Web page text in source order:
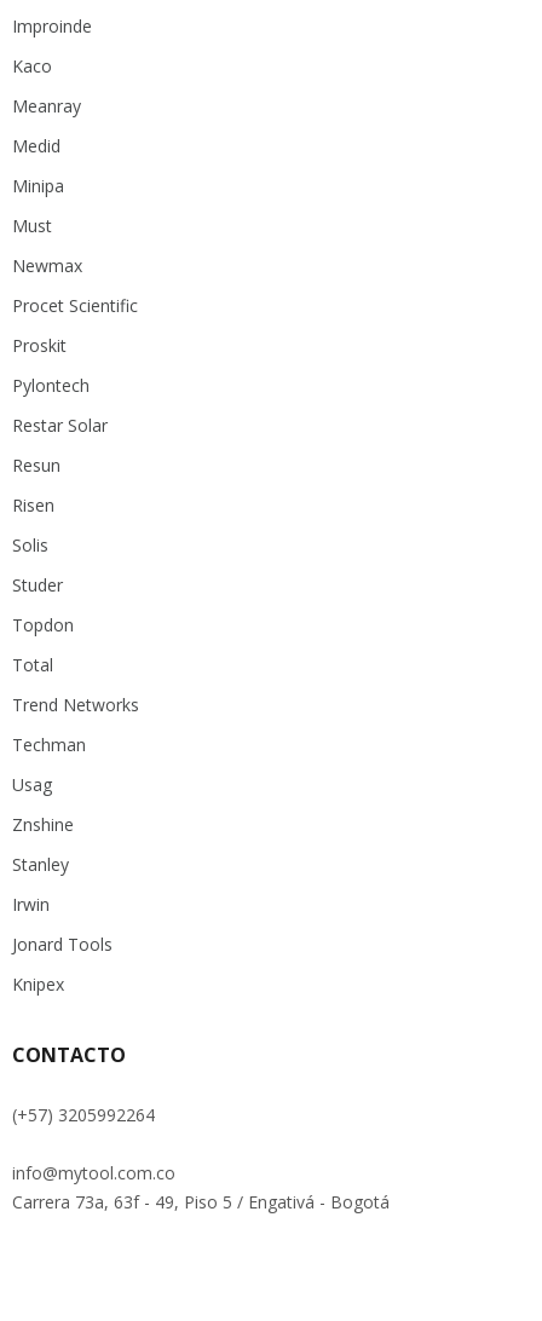
Improinde
Kaco
Meanray
Medid
Minipa
Must
Newmax
Procet Scientific
Proskit
Pylontech
Restar Solar
Resun
Risen
Solis
Studer
Topdon
Total
Trend Networks
Techman
Usag
Znshine
Stanley
Irwin
Jonard Tools
Knipex
CONTACTO
(+57) 3205992264
info@mytool.com.co
Carrera 73a, 63f - 49, Piso 5 / Engativá - Bogotá